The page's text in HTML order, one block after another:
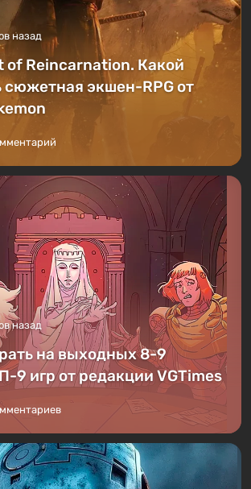
назад
of Reincarnation. Какой
сюжетная экшен-RPG от
назад
на выходных 8-9
9 игр от редакции VGTimes